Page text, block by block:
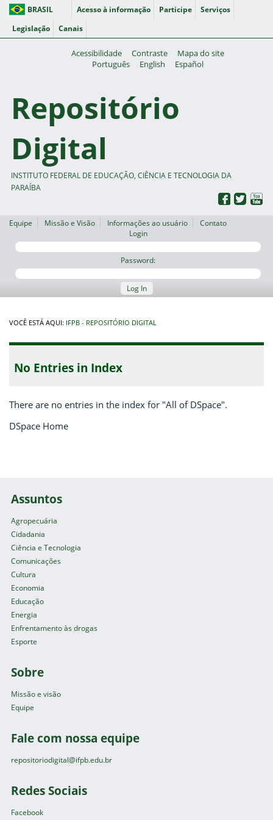
BRASIL Acesso à informação Participe
Serviços
Legislação
Canais
Acessibilidade Contraste
Mapa do site
Português
English Español
Repositório
Digital
INSTITUTO FEDERAL DE EDUCAÇÃO, CIÊNCIA E TECNOLOGIA DA
PARAÍBA
Equipe Missão e Visão Informações ao usuário
Contato
Login
Password:
Log In
VOCÊ ESTÁ AQUI: IFPB - REPOSITÓRIO DIGITAL
No Entries in Index
There are no entries in the index for "All of DSpace".
DSpace Home
Assuntos
Agropecuária
Cidadania
Ciência e Tecnologia
Comunicações
Cultura
Economia
Educação
Energia
Enfrentamento às drogas
Esporte
Sobre
Missão e visão
Equipe
Fale com nossa equipe
repositoriodigital@ifpb.edu.br
Redes Sociais
Facebook